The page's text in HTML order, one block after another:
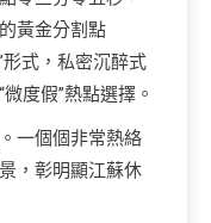
黃金分割點
形式，私密沉醉式
度假”熱點選擇。
一個個非常熱絡
，彰明顯江蘇休